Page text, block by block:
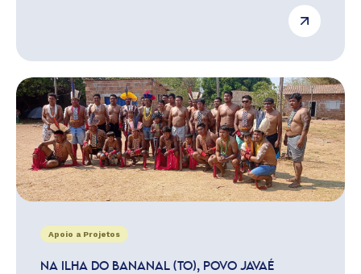
Apoio a Projetos
NA ILHA DO BANANAL (TO), POVO JAVAÉ